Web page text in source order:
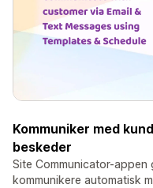
Kommuniker med
beskeder
Site Communicator-
kommunikere automatisk